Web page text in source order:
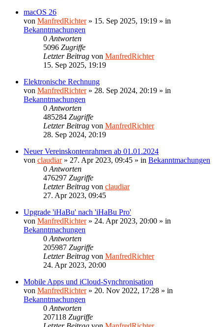
macOS 26
von ManfredRichter» 15. Sep 2025, 19:19 » in
Bekanntmachungen
0 Antworten
5096 Zugriffe
Letzter Beitrag von ManfredRichter
15. Sep 2025, 19:19
Elektronische Rechnung
von ManfredRichter» 28. Sep 2024, 20:19 » in
Bekanntmachungen
0 Antworten
485284 Zugriffe
Letzter Beitrag von ManfredRichter
28. Sep 2024, 20:19
Neuer Vereinskontenrahmen ab 01.01.2024
von claudiar» 27. Apr 2023, 09:45 » in Bekanntmachungen
0 Antworten
476297 Zugriffe
Letzter Beitrag von claudiar
27. Apr 2023, 09:45
Upgrade 'iHaBu' nach 'iHaBu Pro'
von ManfredRichter» 24. Apr 2023, 20:00 » in
Bekanntmachungen
0 Antworten
205987 Zugriffe
Letzter Beitrag von ManfredRichter
24. Apr 2023, 20:00
Mobile Apps und iCloud-Synchronisation
von ManfredRichter» 20. Nov 2022, 17:28 » in
Bekanntmachungen
0 Antworten
207118 Zugriffe